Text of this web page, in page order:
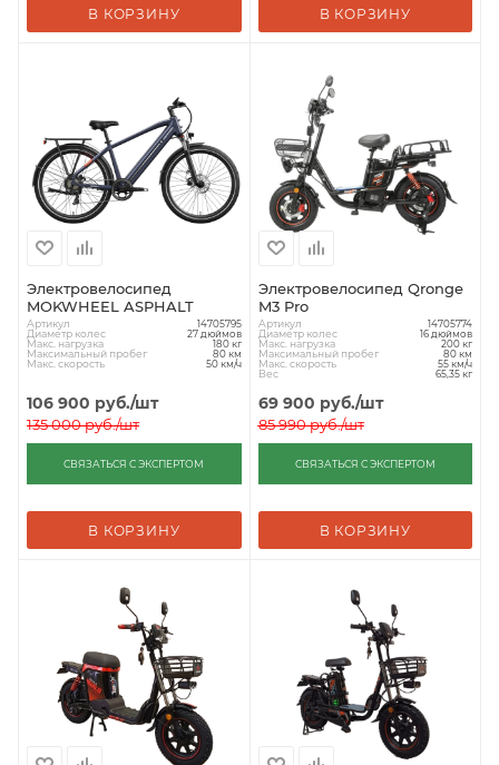
В КОРЗИНУ В КОРЗИНУ
Электровелосипед
MOKWHEEL ASPHALT
Артикул 14705795
Диаметр колес 27 дюймов
Макс. нагрузка 180 кг
Максимальный пробег 80 км
Макс. скорость 50 км/ч
106 900 руб./шт
135 000руб./шт
СВЯЗАТЬСЯ С ЭКСПЕРТОМ
В КОРЗИНУ
Электровелосипед Qronge
M3 Pro
Артикул 14705774
Диаметр колес 16 дюймов
Макс. нагрузка 200 кг
Максимальный пробег 80 км
Макс. скорость 55 км/ч
Вес 65,35 кг
69 900 руб./шт
85 990руб./шт
СВЯЗАТЬСЯ С ЭКСПЕРТОМ
В КОРЗИНУ